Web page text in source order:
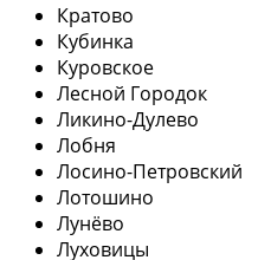
Кратово
Кубинка
Куровское
Лесной Городок
Ликино-Дулево
Лобня
Лосино-Петровский
Лотошино
Лунёво
Луховицы